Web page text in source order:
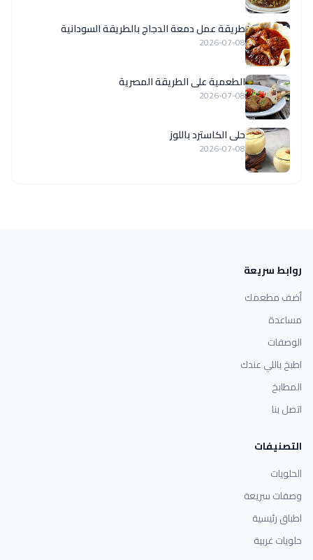
طريقة عمل دمعة الدجاج بالطريقة السودانية
2026-07-08
الطعمية على الطريقة المصرية
2026-07-08
حلى الكاسترد باللوز
2026-07-08
روابط سريعة
أضف مطعمك
مساعدة
الوصفات
اطبخ باللي عندك
المطابخ
اتصل بنا
التصنيفات
الحلويات
وصفات سريعة
اطباق رئيسية
حلويات غربية